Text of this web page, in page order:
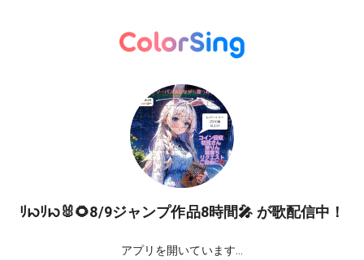
ﾘꩢﾘꩢ🐰🌻8/9ジャンプ作品8時間🎤 が歌配信中！
アプリを開いています...